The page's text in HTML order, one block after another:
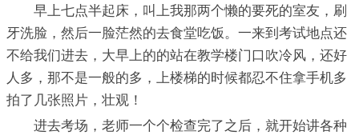
早上七点半起床，叫上我那两个懒的要死的室友，刷
牙洗脸，然后一脸茫然的去食堂吃饭。一来到考试地点还
不给我们进去，大早上的的站在教学楼门口吹冷风，还好
人多，那不是一般的多，上楼梯的时候都忍不住拿手机多
拍了几张照片，壮观！
进去考场，老师一个个检查完了之后，就开始讲各种